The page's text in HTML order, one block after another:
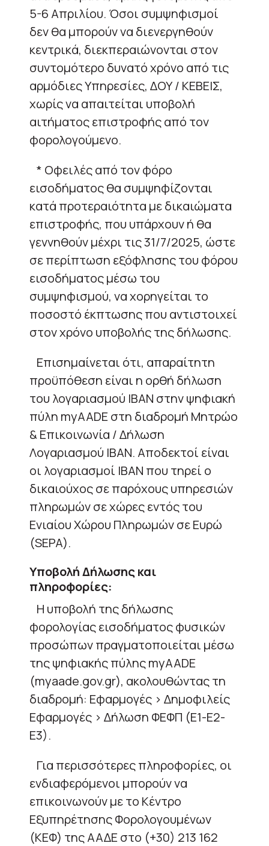
5-6 Απριλίου. Όσοι συμψηφισμοί
δεν θα μπορούν να διενεργηθούν
κεντρικά, διεκπεραιώνονται στον
συντομότερο δυνατό χρόνο από τις
αρμόδιες Υπηρεσίες, ΔΟΥ / ΚΕΒΕΙΣ,
χωρίς να απαιτείται υποβολή
αιτήματος επιστροφής από τον
φορολογούμενο.
* Οφειλές από τον φόρο
εισοδήματος θα συμψηφίζονται
κατά προτεραιότητα με δικαιώματα
επιστροφής, που υπάρχουν ή θα
γεννηθούν μέχρι τις 31/7/2025, ώστε
σε περίπτωση εξόφλησης του φόρου
εισοδήματος μέσω του
συμψηφισμού, να χορηγείται το
ποσοστό έκπτωσης που αντιστοιχεί
στον χρόνο υποβολής της δήλωσης.
Επισημαίνεται ότι, απαραίτητη
προϋπόθεση είναι η ορθή δήλωση
του λογαριασμού ΙΒΑΝ στην ψηφιακή
πύλη myAADE στη διαδρομή Μητρώο
& Επικοινωνία / Δήλωση
Λογαριασμού ΙΒΑΝ. Αποδεκτοί είναι
οι λογαριασμοί ΙΒΑΝ που τηρεί ο
δικαιούχος σε παρόχους υπηρεσιών
πληρωμών σε χώρες εντός του
Ενιαίου Χώρου Πληρωμών σε Ευρώ
(SEPA).
Υποβολή Δήλωσης και
πληροφορίες:
Η υποβολή της δήλωσης
φορολογίας εισοδήματος φυσικών
προσώπων πραγματοποιείται μέσω
της ψηφιακής πύλης myAADE
(myaade.gov.gr), ακολουθώντας τη
διαδρομή: Εφαρμογές > Δημοφιλείς
Εφαρμογές > Δήλωση ΦΕΦΠ (Ε1-Ε2-
Ε3).
Για περισσότερες πληροφορίες, οι
ενδιαφερόμενοι μπορούν να
επικοινωνούν με το Κέντρο
Εξυπηρέτησης Φορολογουμένων
(ΚΕΦ) της ΑΑΔΕ στο (+30) 213 162